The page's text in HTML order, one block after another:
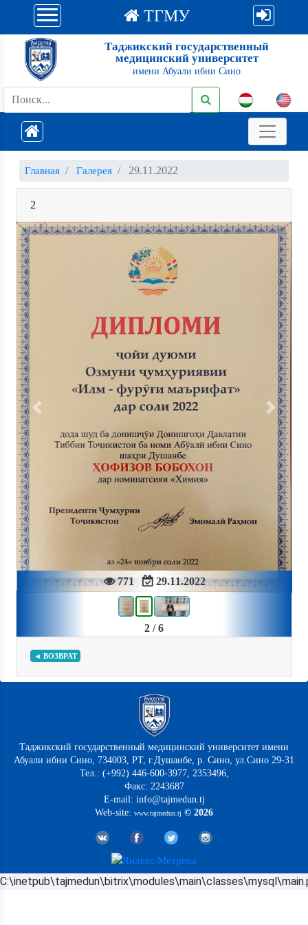
ТГМУ
Таджикский государственный
медицинский университет
имени Абуали ибни Сино
Главная Галерея 29.11.2022
2
771 29.11.2022
Previous Next
2 / 6
◄ ВОЗВРАТ
Таджикский государственный медицинский университет имени
Абуали ибни Сино, 734003, РТ, г.Душанбе, р. Сино, ул.Сино 29-31
Тел.: (+992) 446-600-3977, 2353496,
Факс: 2243687
E-mail: info@tajmedun.tj
Web-site: www.tajmedun.tj © 2026